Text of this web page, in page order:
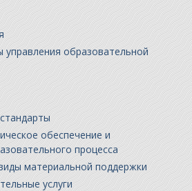
управления образовательной
обеспечение и
процесса
материальной поддержки
услуги